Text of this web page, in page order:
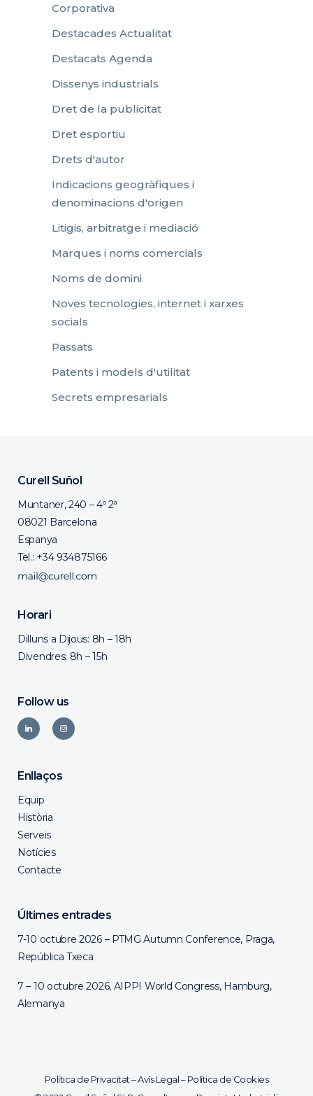
Corporativa
Destacades Actualitat
Destacats Agenda
Dissenys industrials
Dret de la publicitat
Dret esportiu
Drets d'autor
Indicacions geogràfiques i
denominacions d'origen
Litigis, arbitratge i mediació
Marques i noms comercials
Noms de domini
Noves tecnologies, internet i xarxes
socials
Passats
Patents i models d'utilitat
Secrets empresarials
Curell Suñol
Muntaner, 240 – 4º 2ª
08021 Barcelona
Espanya
Tel.: +34 934875166
Horari
Dilluns a Dijous: 8h – 18h
Divendres: 8h – 15h
Follow us
Enllaços
Equip
Història
Serveis
Notícies
Contacte
Últimes entrades
7-10 octubre 2026 – PTMG Autumn Conference, Praga,
República Txeca
7 – 10 octubre 2026, AIPPI World Congress, Hamburg,
Alemanya
Política de Privacitat–Avís Legal–Política de Cookies